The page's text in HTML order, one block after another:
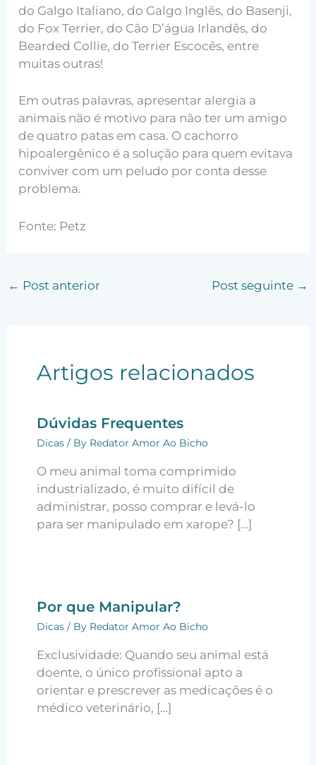
do Galgo Italiano, do Galgo Inglês, do Basenji,
do Fox Terrier, do Cão D’água Irlandês, do
Bearded Collie, do Terrier Escocês, entre
muitas outras!
Em outras palavras, apresentar alergia a
animais não é motivo para não ter um amigo
de quatro patas em casa. O cachorro
hipoalergênico é a solução para quem evitava
conviver com um peludo por conta desse
problema.
Fonte: Petz
← Post anterior Post seguinte →
Artigos relacionados
Dúvidas Frequentes
Dicas/ By Redator Amor Ao Bicho
O meu animal toma comprimido
industrializado, é muito difícil de
administrar, posso comprar e levá-lo
para ser manipulado em xarope? […]
Por que Manipular?
Dicas/ By Redator Amor Ao Bicho
Exclusividade: Quando seu animal está
doente, o único profissional apto a
orientar e prescrever as medicações é o
médico veterinário, […]